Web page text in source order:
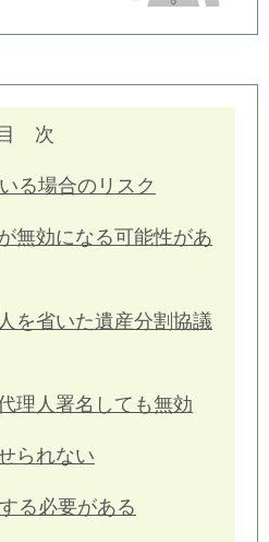
次
る場合のリスク
無効になる可能性があ
を省いた遺産分割協議
理人署名しても無効
られない
る必要がある